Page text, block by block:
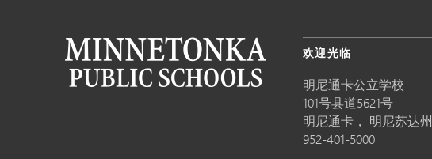
欢迎光临
明尼通卡公立学校
101号县道5621号
明尼通卡， 明尼苏达州
952-401-5000